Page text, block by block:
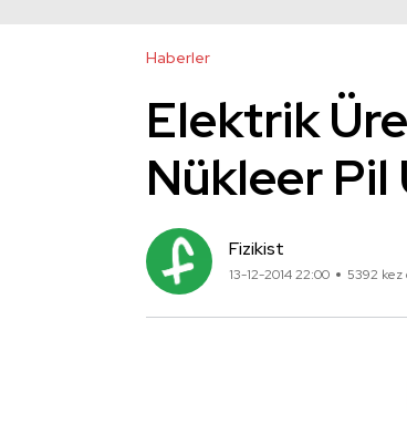
Haberler
Elektrik
Nükleer Pil
Fizikist
13-12-2014 22:00 5392 kez